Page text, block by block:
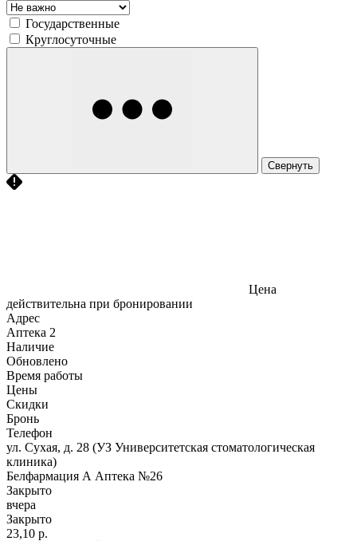
Государственные
Круглосуточные
Свернуть
Цена
действительна при бронировании
Адрес
Аптека 2
Наличие
Обновлено
Время работы
Цены
Скидки
Бронь
Телефон
ул. Сухая, д. 28 (УЗ Университетская стоматологическая
клиника)
Белфармация А Аптека №26
Закрыто
вчера
Закрыто
23,10 р.